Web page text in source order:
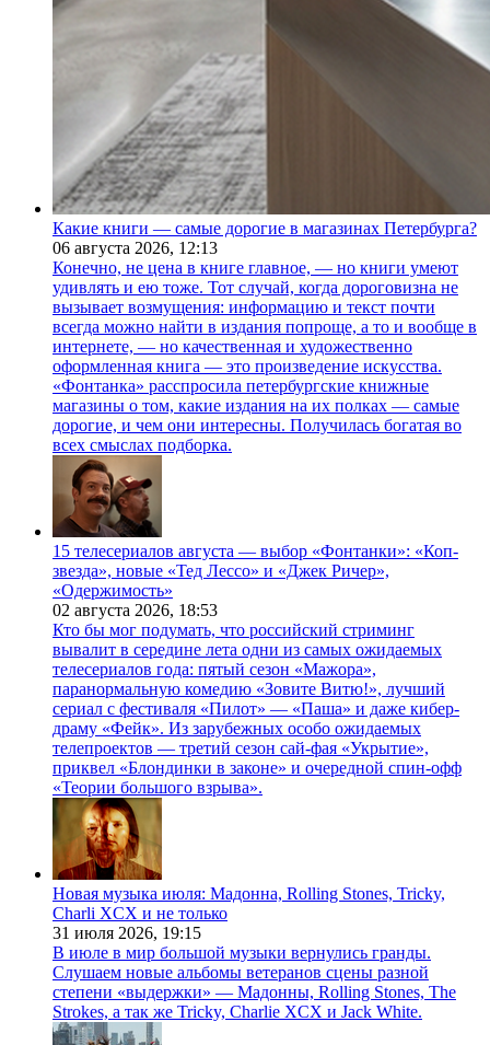
Какие книги — самые дорогие в магазинах Петербурга?
06 августа 2026, 12:13
Конечно, не цена в книге главное, — но книги умеют
удивлять и ею тоже. Тот случай, когда дороговизна не
вызывает возмущения: информацию и текст почти
всегда можно найти в издания попроще, а то и вообще в
интернете, — но качественная и художественно
оформленная книга — это произведение искусства.
«Фонтанка» расспросила петербургские книжные
магазины о том, какие издания на их полках — самые
дорогие, и чем они интересны. Получилась богатая во
всех смыслах подборка.
15 телесериалов августа — выбор «Фонтанки»: «Коп-
звезда», новые «Тед Лессо» и «Джек Ричер»,
«Одержимость»
02 августа 2026, 18:53
Кто бы мог подумать, что российский стриминг
вывалит в середине лета одни из самых ожидаемых
телесериалов года: пятый сезон «Мажора»,
паранормальную комедию «Зовите Витю!», лучший
сериал с фестиваля «Пилот» — «Паша» и даже кибер-
драму «Фейк». Из зарубежных особо ожидаемых
телепроектов — третий сезон сай-фая «Укрытие»,
приквел «Блондинки в законе» и очередной спин-офф
«Теории большого взрыва».
Новая музыка июля: Мадонна, Rolling Stones, Tricky,
Charli XCX и не только
31 июля 2026, 19:15
В июле в мир большой музыки вернулись гранды.
Слушаем новые альбомы ветеранов сцены разной
степени «выдержки» — Мадонны, Rolling Stones, The
Strokes, а так же Tricky, Charlie XCX и Jack White.